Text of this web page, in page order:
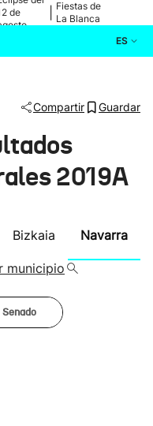
de
Fiestas de
La Blanca
ES
Compartir Guardar
2019A
Bizkaia Navarra
municipio
Senado